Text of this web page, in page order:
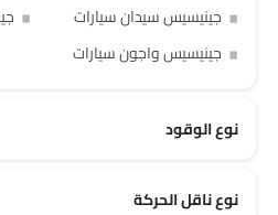
جينيسيس سيدان سيارات
جينيسيس واجون سيارات
نوع الوقود
نوع ناقل الحركة